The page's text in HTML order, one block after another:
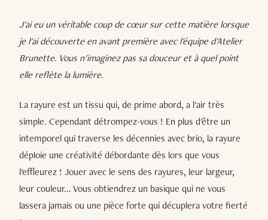
J'ai eu un véritable coup de cœur sur cette matière lorsque
je l'ai découverte en avant première avec l'équipe d'Atelier
Brunette. Vous n'imaginez pas sa douceur et à quel point
elle reflète la lumière.
La rayure est un tissu qui, de prime abord, a l'air très
simple. Cependant détrompez-vous ! En plus d'être un
intemporel qui traverse les décennies avec brio, la rayure
déploie une créativité débordante dès lors que vous
l'effleurez ! Jouer avec le sens des rayures, leur largeur,
leur couleur... Vous obtiendrez un basique qui ne vous
lassera jamais ou une pièce forte qui décuplera votre fierté